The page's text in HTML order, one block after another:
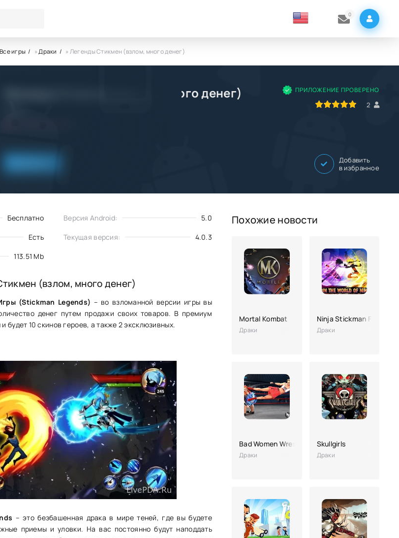
0
Все игры »Драки » Легенды Стикмен (взлом, много денег)
Легенды Стикмен (взлом, много денег) ПРИЛОЖЕНИЕ ПРОВЕРЕНО
2
Добавить
в избранное
Бесплатно Версия Android: 5.0
Есть Текущая версия: 4.0.3
113.51 Mb
(взлом, много денег)
(Stickman Legends) – во взломанной версии игры вы
денег путем продажи своих товаров. В премиум
будет 10 скинов героев, а также 2 эксклюзивных.
– это безбашенная драка в мире теней, где вы будете
приемы и уловки. На вас постоянно будут наподдать
Похожие новости
Mortal Kombat
Драки
Ninja Stickman Fight:
Драки
Bad Women Wrestling (женская борьба, взлом)
Драки
Skullgirls
Драки